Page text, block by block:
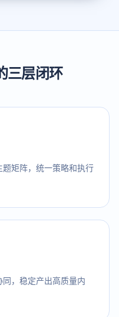
三层闭环
矩阵，统一策略和执行
，稳定产出高质量内